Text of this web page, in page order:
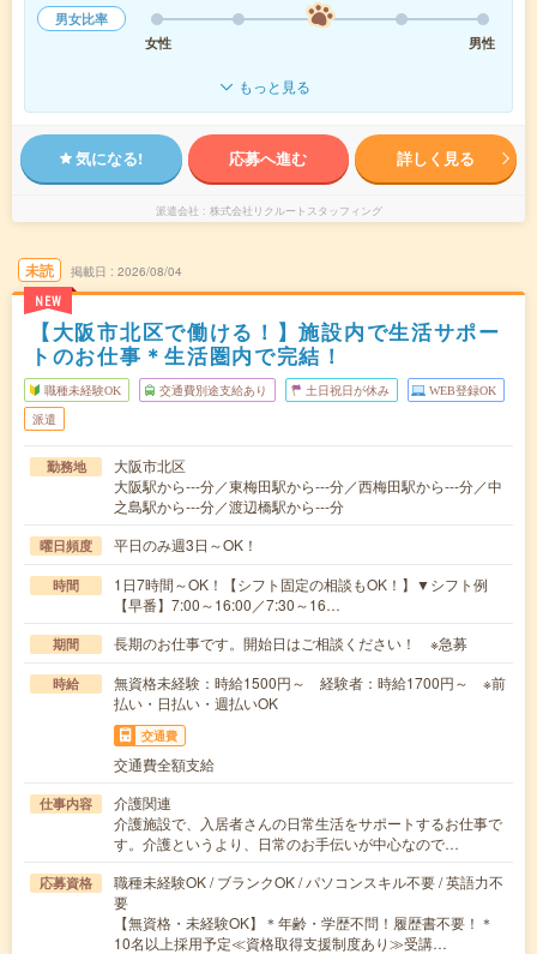
男女比率
女性
男性
もっと見る
気になる! 応募へ進む 詳しく見る
派遣会社 株式会社リクルートスタッフィング
未読
NEW
掲載日 2026/08/04
【大阪市北区で働ける！】施設内で生活サポー
トのお仕事＊生活圏内で完結！
職種未経験OK 交通費別途支給あり 土日祝日が休み WEB登録OK
派遣
勤務地
大阪市北区
大阪駅から---分／東梅田駅から---分／西梅田駅から---分／中
之島駅から---分／渡辺橋駅から---分
曜日頻度 平日のみ週3日～OK！
時間
1日7時間～OK！【シフト固定の相談もOK！】▼シフト例
【早番】7:00～16:00／7:30～16…
期間 長期のお仕事です。開始日はご相談ください！ ※急募
時給
無資格未経験：時給1500円～ 経験者：時給1700円～ ※前
払い・日払い・週払いOK
交通費
交通費全額支給
仕事内容
介護関連
介護施設で、入居者さんの日常生活をサポートするお仕事で
す。介護というより、日常のお手伝いが中心なので…
応募資格
職種未経験OK / ブランクOK / パソコンスキル不要 / 英語力不
要
【無資格・未経験OK】＊年齢・学歴不問！履歴書不要！＊
10名以上採用予定≪資格取得支援制度あり≫受講…